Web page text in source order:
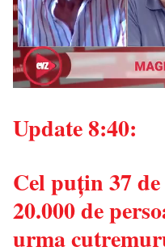
Update 8:40:
Cel puțin 37
20.000 de
urma